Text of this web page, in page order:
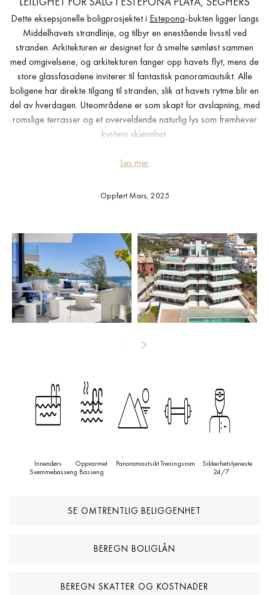
Dette eksepsjonelle boligprosjektet i Estepona-bukten ligger langs
Middelhavets strandlinje, og tilbyr en enestående livsstil ved
stranden. Arkitekturen er designet for å smelte sømløst sammen
med omgivelsene, og arkitekturen fanger opp havets flyt, mens de
store glassfasadene inviterer til fantastisk panoramautsikt. Alle
boligene har direkte tilgang til stranden, slik at havets rytme blir en
del av hverdagen. Uteområdene er som skapt for avslapning, med
romslige terrasser og et overveldende naturlig lys som fremhever
kystens skjønnhet.
Estepona er et førsteklasses reisemål, beleilig plassert bare tretti
livlige byen tilbyr et utsøkt utvalg av restauranter, kulturelle
henvender seg til både eventyrlystne og de som ønsker å slappe
av. Sierra Bermeja-fjellene danner et dramatisk bakteppe som gir
naturelskere den perfekte flukt, mens selve byen kan skilte med en
sjarmerende marina og et livlig kulturliv.
Interiøret i disse boligene gjenspeiler en forpliktelse til et raffinert
liv, kuratert av det anerkjente Raúl Martins Studio. Med et skarpt
maksimere komfort og stil, med en beroligende nøytral palett
planløsning, moderne møbler og elegant belysning skaper en
atmosfære av diskret luksus. Dette er mer enn bare et hjem – det
er et landemerke på et av de mest ettertraktede stedene ved
kysten, der design, natur og livsstil forenes på en uanstrengt måte.
Les mer
Oppført Mars, 2025
Innendørs
Svømmebasseng
Oppvarmet
Basseng
PanoramautsiktTreningsrom
Sikkerhetstjeneste
24/7
SE OMTRENTLIG BELIGGENHET
BEREGN BOLIGLÅN
BEREGN SKATTER OG KOSTNADER